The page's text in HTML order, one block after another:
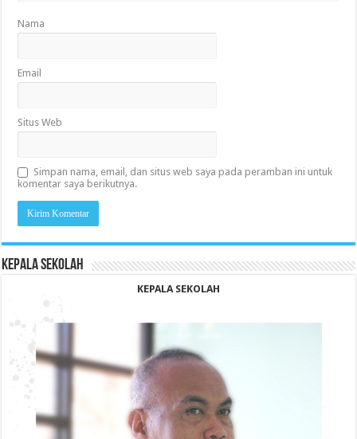
Nama
Email
Situs Web
Simpan nama, email, dan situs web saya pada peramban ini untuk
komentar saya berikutnya.
KEPALA SEKOLAH
KEPALA SEKOLAH